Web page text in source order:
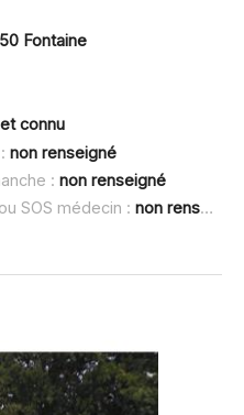
Fontaine
connu
non renseigné
: non renseigné
SOS médecin : non renseigné